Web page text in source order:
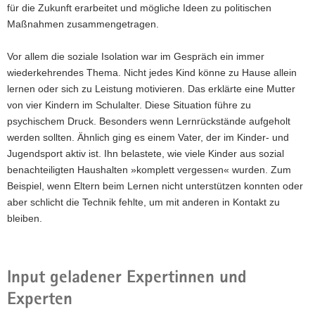
Digitalisierung,
Folgen
der
Lockdowns
und
standen
im
Mittelpunkt
der
zweiten
für die Zukunft erarbeitet und mögliche Ideen zu politischen
Maßnahmen zusammengetragen.
Vor allem die soziale Isolation war im Gespräch ein immer
wiederkehrendes Thema. Nicht jedes Kind könne zu Hause allein
lernen oder sich zu Leistung motivieren. Das erklärte eine Mutter
von vier Kindern im Schulalter. Diese Situation führe zu
psychischem Druck. Besonders wenn Lernrückstände aufgeholt
werden sollten. Ähnlich ging es einem Vater, der im Kinder- und
Jugendsport aktiv ist. Ihn belastete, wie viele Kinder aus sozial
benachteiligten Haushalten »komplett vergessen« wurden. Zum
Beispiel, wenn Eltern beim Lernen nicht unterstützen konnten oder
aber schlicht die Technik fehlte, um mit anderen in Kontakt zu
bleiben.
Input geladener Expertinnen und
Experten